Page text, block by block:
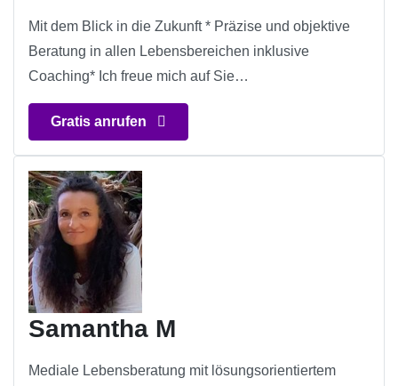
Mit dem Blick in die Zukunft * Präzise und objektive
Beratung in allen Lebensbereichen inklusive
Coaching* Ich freue mich auf Sie…
Gratis anrufen
Samantha M
Mediale Lebensberatung mit lösungsorientiertem